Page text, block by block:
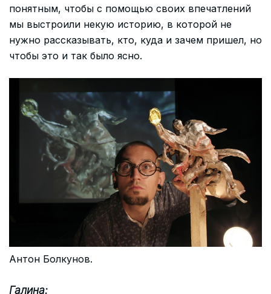
понятным, чтобы с помощью своих впечатлений
мы выстроили некую историю, в которой не
нужно рассказывать, кто, куда и зачем пришел, но
чтобы это и так было ясно.
Антон Болкунов.
Галина: